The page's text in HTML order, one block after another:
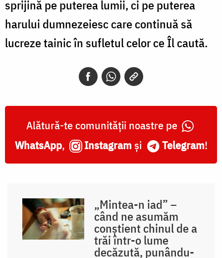
sprijină pe puterea lumii, ci pe puterea
harului dumnezeiesc care continuă să
lucreze tainic în sufletul celor ce Îl caută.
Alătură-te comunității noastre pe
WhatsApp, Instagram și Telegram!
„Mintea-n iad” –
când ne asumăm
conștient chinul de a
trăi într-o lume
decăzută, punându-